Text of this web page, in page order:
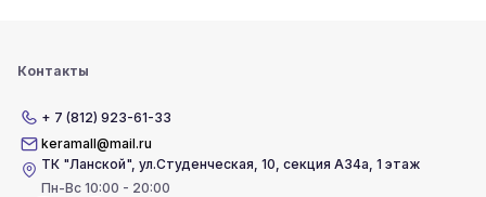
Контакты
+ 7 (812) 923-61-33
keramall@mail.ru
ТК "Ланской",ул.Студенческая, 10, секция А34а, 1 этаж
Пн-Вс 10:00 - 20:00